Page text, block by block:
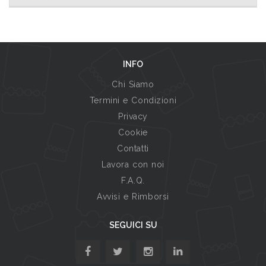
INFO
Chi Siamo
Termini e Condizioni
Privacy
Cookie
Contatti
Lavora con noi
F.A.Q.
Avvisi e Rimborsi
SEGUICI SU